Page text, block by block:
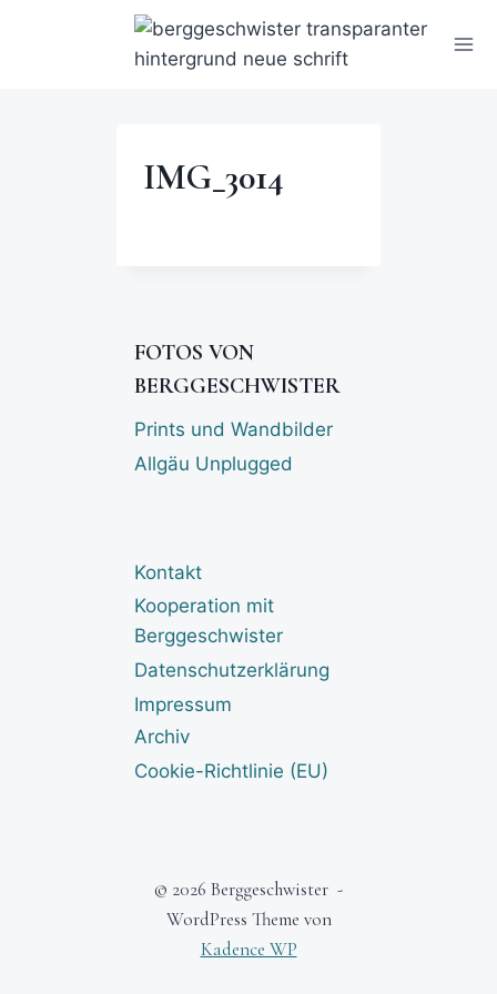
IMG_3014
FOTOS VON
BERGGESCHWISTER
Prints und Wandbilder
Allgäu Unplugged
Kontakt
Kooperation mit
Berggeschwister
Datenschutzerklärung
Impressum
Archiv
Cookie-Richtlinie (EU)
© 2026 Berggeschwister -
WordPress Theme von
Kadence WP